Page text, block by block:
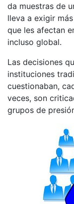
da muestras de
lleva a exigir
que les afectan
incluso global.
Las decisiones
instituciones
cuestionaban,
veces, son
grupos de